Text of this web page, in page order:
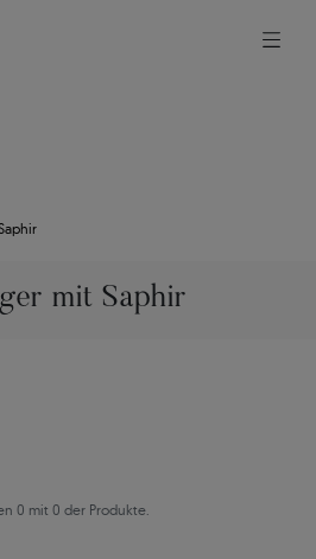
mit Saphir
0 mit 0 der Produkte.